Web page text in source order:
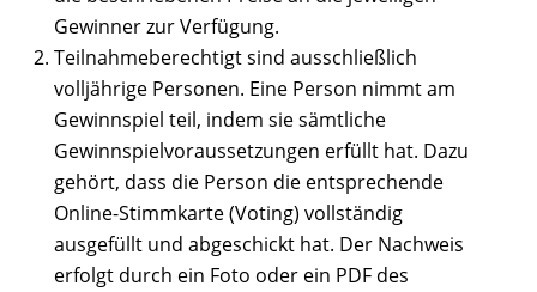
Gewinner zur Verfügung.
Teilnahmeberechtigt sind ausschließlich
volljährige Personen. Eine Person nimmt am
Gewinnspiel teil, indem sie sämtliche
Gewinnspielvoraussetzungen erfüllt hat. Dazu
gehört, dass die Person die entsprechende
Online-Stimmkarte (Voting) vollständig
ausgefüllt und abgeschickt hat. Der Nachweis
erfolgt durch ein Foto oder ein PDF des